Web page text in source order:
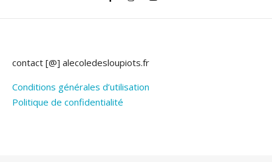
contact [@] alecoledesloupiots.fr
Conditions générales d’utilisation
Politique de confidentialité